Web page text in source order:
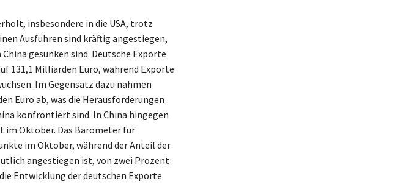
insbesondere in die USA, trotz
Ausfuhren sind kräftig angestiegen,
gesunken sind. Deutsche Exporte
131,1 Milliarden Euro, während Exporte
Im Gegensatz dazu nahmen
Euro ab, was die Herausforderungen
konfrontiert sind. In China hingegen
im Oktober. Das Barometer für
im Oktober, während der Anteil der
angestiegen ist, von zwei Prozent
Entwicklung der deutschen Exporte